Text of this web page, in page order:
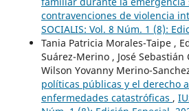
contravenciones de violencia
SOCIALIS: Vol. 8 Núm. 1 (8):
Tania Patricia Morales-Taipe ,
Suárez-Merino , José
Wilson Yovanny Merino-
políticas públicas y el derecho
enfermedades catastróficas ,